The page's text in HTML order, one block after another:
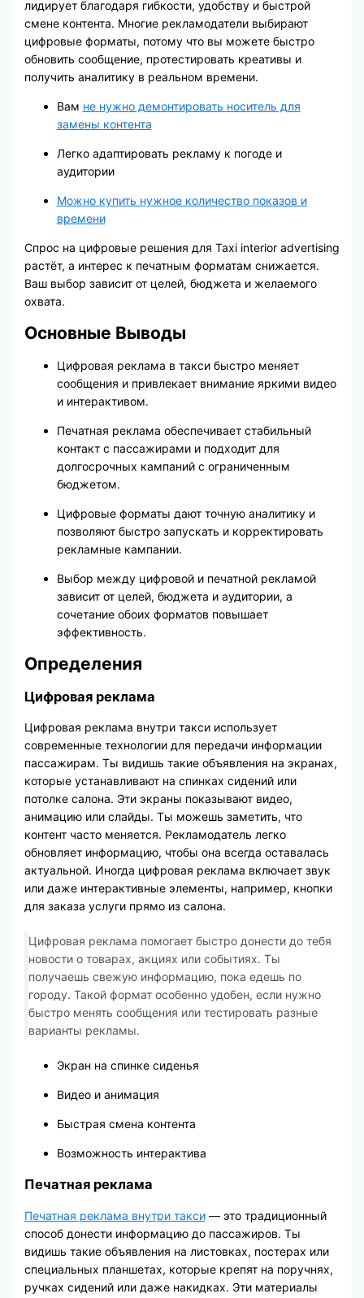
лидирует благодаря гибкости, удобству и быстрой
смене контента. Многие рекламодатели выбирают
цифровые форматы, потому что вы можете быстро
обновить сообщение, протестировать креативы и
получить аналитику в реальном времени.
Вам не нужно демонтировать носитель для
замены контента
Легко адаптировать рекламу к погоде и
аудитории
Можно купить нужное количество показов и
времени
Спрос на цифровые решения для Taxi interior advertising
растёт, а интерес к печатным форматам снижается.
Ваш выбор зависит от целей, бюджета и желаемого
охвата.
Основные Выводы
Цифровая реклама в такси быстро меняет
сообщения и привлекает внимание яркими видео
и интерактивом.
Печатная реклама обеспечивает стабильный
контакт с пассажирами и подходит для
долгосрочных кампаний с ограниченным
бюджетом.
Цифровые форматы дают точную аналитику и
позволяют быстро запускать и корректировать
рекламные кампании.
Выбор между цифровой и печатной рекламой
зависит от целей, бюджета и аудитории, а
сочетание обоих форматов повышает
эффективность.
Определения
Цифровая реклама
Цифровая реклама внутри такси использует
современные технологии для передачи информации
пассажирам. Ты видишь такие объявления на экранах,
которые устанавливают на спинках сидений или
потолке салона. Эти экраны показывают видео,
анимацию или слайды. Ты можешь заметить, что
контент часто меняется. Рекламодатель легко
обновляет информацию, чтобы она всегда оставалась
актуальной. Иногда цифровая реклама включает звук
или даже интерактивные элементы, например, кнопки
для заказа услуги прямо из салона.
Цифровая реклама помогает быстро донести до тебя
новости о товарах, акциях или событиях. Ты
получаешь свежую информацию, пока едешь по
городу. Такой формат особенно удобен, если нужно
быстро менять сообщения или тестировать разные
варианты рекламы.
Экран на спинке сиденья
Видео и анимация
Быстрая смена контента
Возможность интерактива
Печатная реклама
Печатная реклама внутри такси— это традиционный
способ донести информацию до пассажиров. Ты
видишь такие объявления на листовках, постерах или
специальных планшетах, которые крепят на поручнях,
ручках сидений или даже накидках. Эти материалы